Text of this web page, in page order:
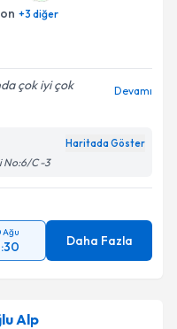
+3 diğer
çok iyi çok
Devamı
Haritada Göster
No:6/C -3
Ağu
Daha Fazla
Alp